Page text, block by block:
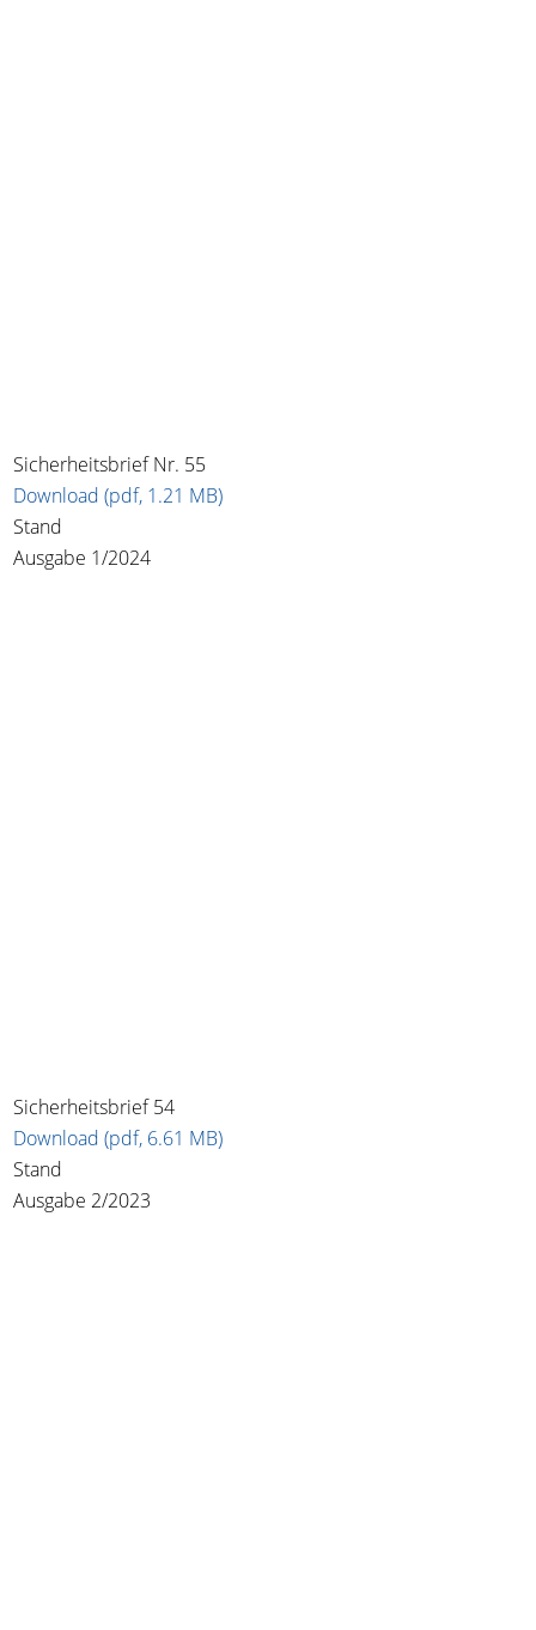
Sicherheitsbrief Nr. 55
Download (pdf, 1.21 MB)
Stand
Ausgabe 1/2024
Sicherheitsbrief 54
Download (pdf, 6.61 MB)
Stand
Ausgabe 2/2023